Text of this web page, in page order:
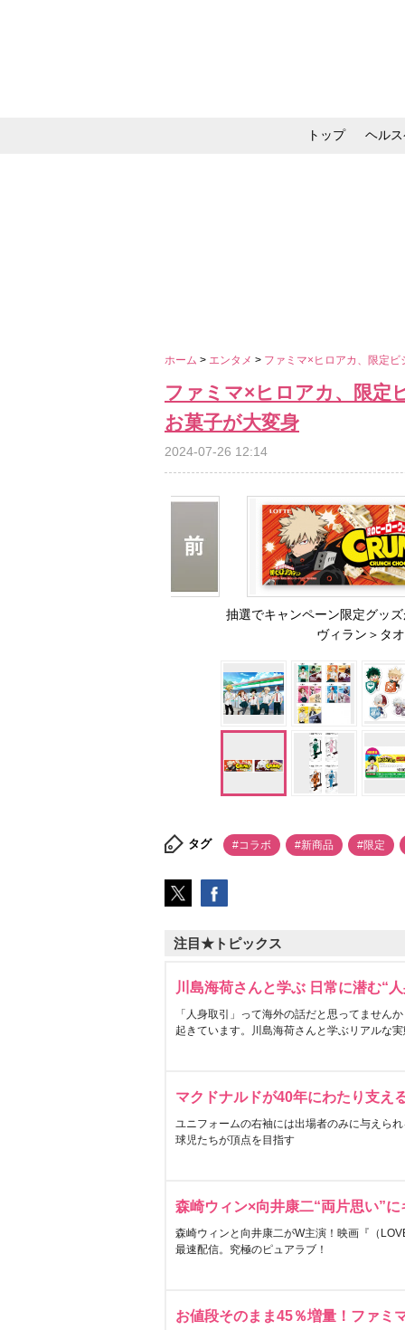
トップ ヘル
ホーム > エンタメ > ファミマ×ヒロアカ、限定
ファミマ×ヒロアカ、限定
お菓子が大変身
2024-07-26 12:14
抽選でキャンペーン限定グッ
ヴィラン＞タ
タグ #コラボ #新商品 #限定
注目★トピックス
川島海荷さんと学ぶ 日常に潜む“
「人身取引」って海外の話だと思ってません
起きています。川島海荷さんと学ぶリアルな
マクドナルドが40年にわたり支え
ユニフォームの右袖には出場者のみに与えら
球児たちが頂点を目指す
森崎ウィン×向井康二“両片思い”
森崎ウィンと向井康二がW主演！映画『（
最速配信。究極のピュアラブ！
お値段そのまま45％増量！ファミ